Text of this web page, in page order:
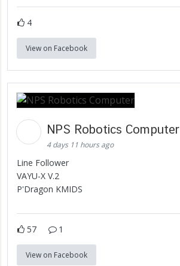
4
View on Facebook
NPS Robotics Computer
4 days 11 hours ago
Line Follower
VAYU-X V.2
P'Dragon KMIDS
57 1
View on Facebook